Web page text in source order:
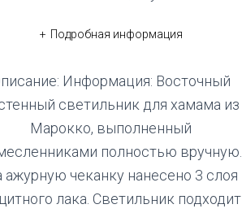
Подробная информация
Информация: Восточный
светильник для хамама из
Марокко, выполненный
полностью вручную.
ажурную чеканку нанесено 3 слоя
лака. Светильник подходит